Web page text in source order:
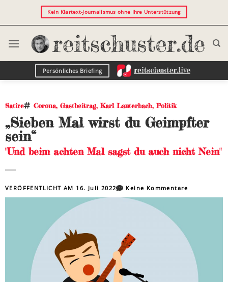
Kein Klartext-Journalismus ohne Ihre Unterstützung
Persönliches Briefing
Satire Corona, Gastbeitrag, Karl Lauterbach,Politik
„Sieben Mal wirst du Geimpfter
sein“
"Und beim achten Mal sagst du auch nicht Nein"
VERÖFFENTLICHT AM 16. Juli 2022 Keine Kommentare